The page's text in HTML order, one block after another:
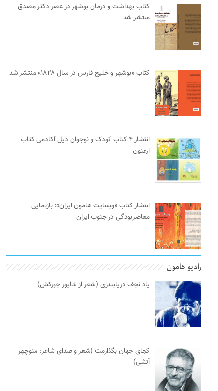
کتاب بهداشت و درمان بوشهر در عصر دکتر مصدق
منتشر شد
کتاب «بوشهر و خلیج فارس در سال ۱۸۲۸» منتشر شد
انتشار ۴ کتاب کودک و نوجوان ذیل آکادمی کتاب
ارغنون
انتشار کتاب «وبسایت هامون ایران»: بازنمایی
معاصربودگی در جنوب ایران
رادیو هامون
یاد نجف دریابندری (شعر از شاپور جورکش)
کجای جهان بگذارمت (شعر و صدای شاعر: منوچهر
آتشی)